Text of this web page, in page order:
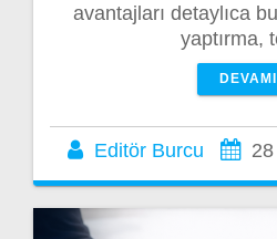
avantajları detaylıca
yaptırma,
DEVAMI
Editör Burcu